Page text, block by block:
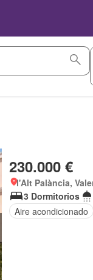
230.000 €
l'Alt Palància,
3 Dormitorios
Aire acondicionado